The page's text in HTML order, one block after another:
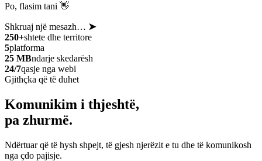
Po, flasim tani 👋
Shkruaj një mesazh… ➤
250+shtete dhe territore
5platforma
25 MBndarje skedarësh
24/7qasje nga webi
Gjithçka që të duhet
Komunikim i thjeshtë,
pa zhurmë.
Ndërtuar që të hysh shpejt, të gjesh njerëzit e tu dhe të komunikosh
nga çdo pajisje.